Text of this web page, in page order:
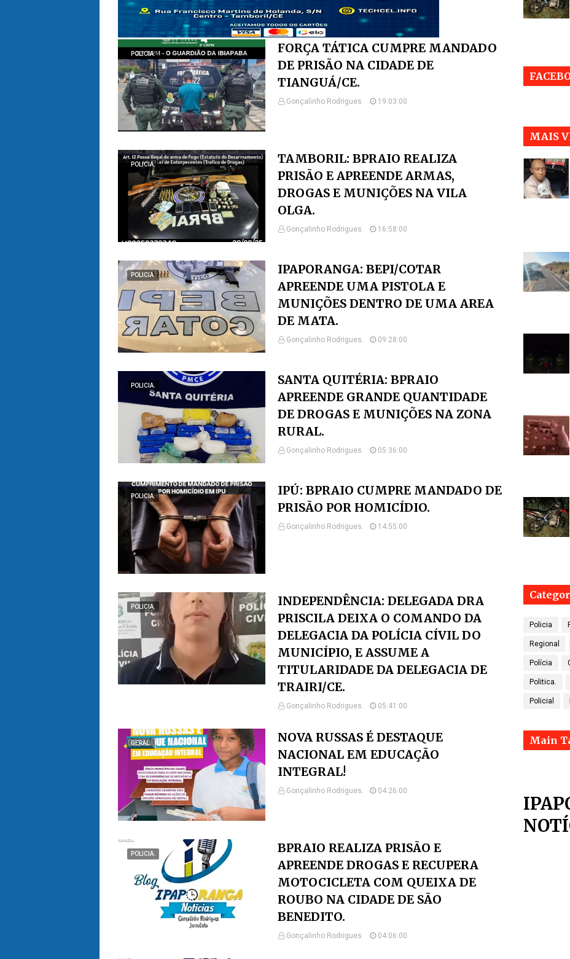
POLICIA.
FORÇA TÁTICA CUMPRE MANDADO
DE PRISÃO NA CIDADE DE
TIANGUÁ/CE.
Gonçalinho Rodrigues. 19:03:00
POLICIA.
TAMBORIL: BPRAIO REALIZA
PRISÃO E APREENDE ARMAS,
DROGAS E MUNIÇÕES NA VILA
OLGA.
Gonçalinho Rodrigues. 16:58:00
POLICIA.
IPAPORANGA: BEPI/COTAR
APREENDE UMA PISTOLA E
MUNIÇÕES DENTRO DE UMA AREA
DE MATA.
Gonçalinho Rodrigues. 09:28:00
POLICIA.
SANTA QUITÉRIA: BPRAIO
APREENDE GRANDE QUANTIDADE
DE DROGAS E MUNIÇÕES NA ZONA
RURAL.
Gonçalinho Rodrigues. 05:36:00
POLICIA.
IPÚ: BPRAIO CUMPRE MANDADO DE
PRISÃO POR HOMICÍDIO.
Gonçalinho Rodrigues. 14:55:00
POLICIA.
INDEPENDÊNCIA: DELEGADA DRA
PRISCILA DEIXA O COMANDO DA
DELEGACIA DA POLÍCIA CÍVIL DO
MUNICÍPIO, E ASSUME A
TITULARIDADE DA DELEGACIA DE
TRAIRI/CE.
Gonçalinho Rodrigues. 05:41:00
GERAL.
NOVA RUSSAS É DESTAQUE
NACIONAL EM EDUCAÇÃO
INTEGRAL!
Gonçalinho Rodrigues. 04:26:00
POLICIA.
BPRAIO REALIZA PRISÃO E
APREENDE DROGAS E RECUPERA
MOTOCICLETA COM QUEIXA DE
ROUBO NA CIDADE DE SÃO
BENEDITO.
Gonçalinho Rodrigues. 04:06:00
MAIS
Policia
Regional
Polícia
Politica.
Policial
Main